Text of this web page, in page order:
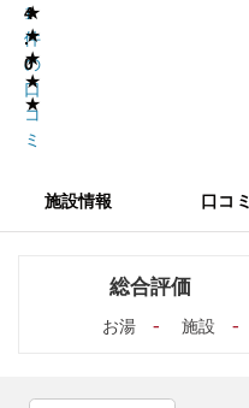
★
★
★
★
★
4
.
0
1
件
の
口
コ
ミ
施設情報 口コミ
総合評価
お湯 - 施設 -